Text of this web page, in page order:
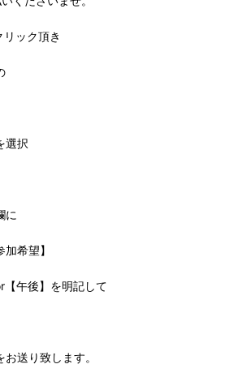
ック頂き
選択
に
希望】
午後】を明記して
送り致します。